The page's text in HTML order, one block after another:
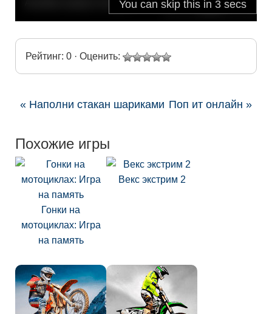
Рейтинг: 0 · Оценить:
« Наполни стакан шариками Поп ит онлайн »
Похожие игры
Гонки на
мотоциклах: Игра
на память
Векс экстрим 2